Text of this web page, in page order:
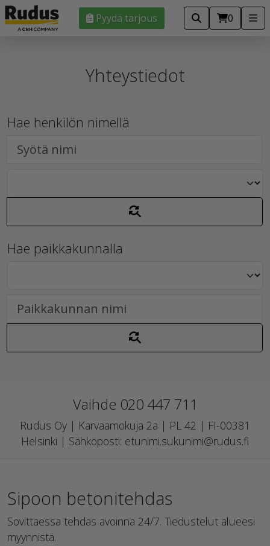
Pyydä tarjous 0
Yhteystiedot
Hae henkilön nimellä
Hae paikkakunnalla
Vaihde 020 447 711
Rudus Oy | Karvaamokuja 2a | PL 42 | FI-00381
Helsinki | Sähköposti: etunimi.sukunimi@rudus.fi
Sipoon betonitehdas
Sovittaessa tehdas avoinna 24/7. Tiedustelut alueesi
myynnistä.